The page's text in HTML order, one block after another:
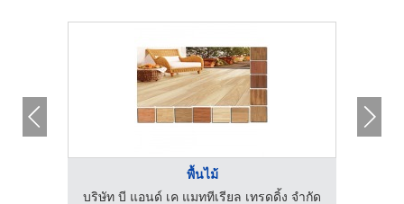
พื้นไม้
บริษัท บี แอนด์ เค แมททีเรียล เทรดดิ้ง จำกัด